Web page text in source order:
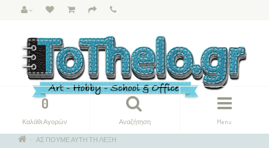
Menu
Αναζήτηση
0
Καλάθι Αγορών
ΑΣ ΠΟΥΜΕ ΑΥΤΗ ΤΗ ΛΕΞΗ